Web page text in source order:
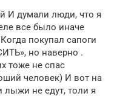
И думали люди, что я
все было иначе
покупал сапоги
но наверно .
тоже не спас
человек) И вот на
не едут, толи я